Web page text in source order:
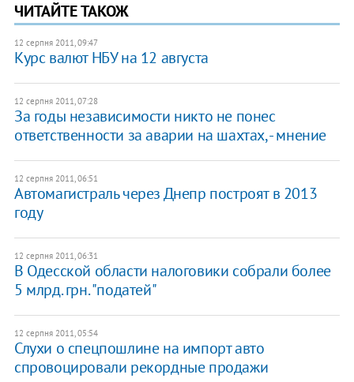
ЧИТАЙТЕ ТАКОЖ
12 серпня 2011, 09:47
Курс валют НБУ на 12 августа
12 серпня 2011, 07:28
За годы независимости никто не понес
ответственности за аварии на шахтах, - мнение
12 серпня 2011, 06:51
​Автомагистраль через Днепр построят в 2013
году
12 серпня 2011, 06:31
В Одесской области налоговики собрали более
5 млрд. грн. "податей"
12 серпня 2011, 05:54
Слухи о спецпошлине на импорт авто
спровоцировали рекордные продажи